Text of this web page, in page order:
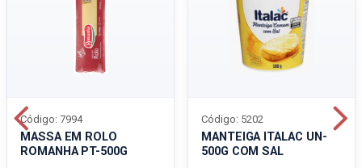
MASSA EM ROLO
ROMANHA PT-500G
Código: 7994
MANTEIGA ITALAC UN-
500G COM SAL
Código: 5202